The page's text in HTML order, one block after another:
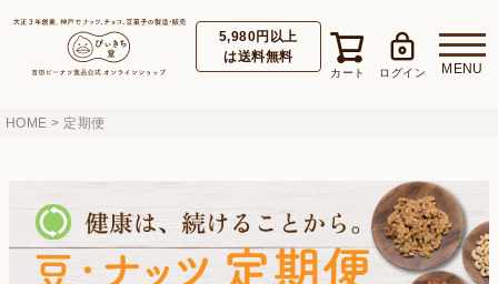
5,980円以上
は送料無料
HOME 定期便